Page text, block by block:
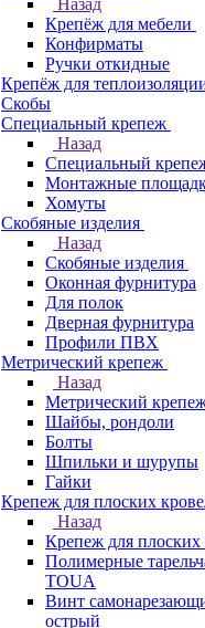
Назад
Крепёж для мебели
Конфирматы
Ручки откидные
Крепёж для
Скобы
Специальный крепеж
Назад
Специальный
Монтажные
Хомуты
Скобяные изделия
Назад
Скобяные изделия
Оконная фурнитура
Для полок
Дверная фурнитура
Профили ПВХ
Метрический крепеж
Назад
Метрический
Шайбы, рондоли
Болты
Шпильки и шурупы
Гайки
Крепеж для плоских
Назад
Крепеж для плоских
Полимерные
TOUA
Винт
острый